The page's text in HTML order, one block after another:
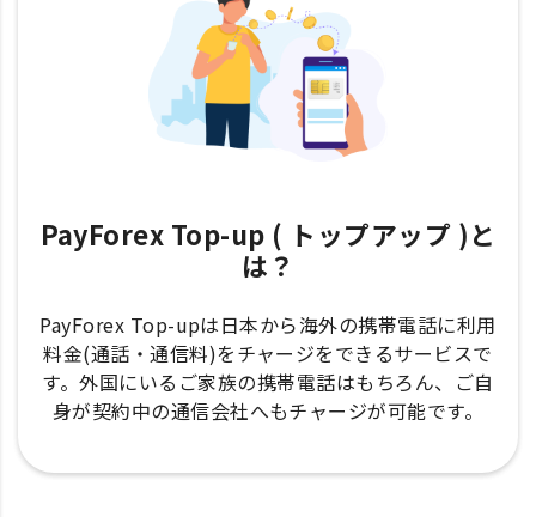
PayForex Top-up ( トップアップ )と
は？
PayForex Top-upは日本から海外の携帯電話に利用
料金(通話・通信料)をチャージをできるサービスで
す。外国にいるご家族の携帯電話はもちろん、ご自
身が契約中の通信会社へもチャージが可能です。